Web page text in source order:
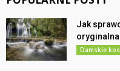
Jak
Damskie